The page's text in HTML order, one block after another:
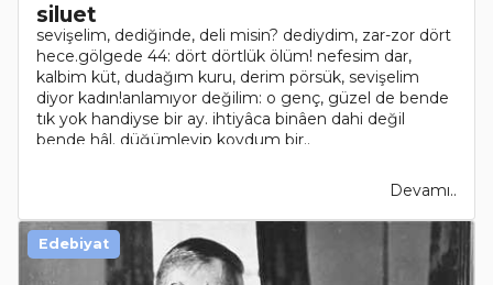
siluet
sevişelim, dediğinde, deli misin? dediydim, zar-zor dört
hece.gölgede 44: dört dörtlük ölüm! nefesim dar,
kalbim küt, dudağım kuru, derim pörsük, sevişelim
diyor kadın!anlamıyor değilim: o genç, güzel de bende
tık yok handiyse bir ay. ihtiyâca binâen dahi değil
bende hâl. düğümleyip koydum bir..
Devamı..
Edebiyat